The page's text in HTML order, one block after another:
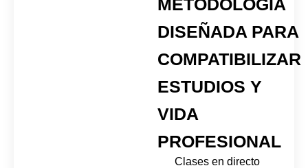
DISEÑADA PARA
COMPATIBILIZAR
ESTUDIOS Y
VIDA
PROFESIONAL
Clases en directo